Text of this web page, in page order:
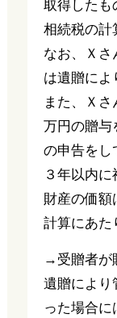
取得したも
相続税の計
なお、Ｘさ
は遺贈によ
また、Ｘ
万円の贈与
の申告をし
３年以内
財産の価額
計算にあた
→受贈者が
遺贈により
った場合